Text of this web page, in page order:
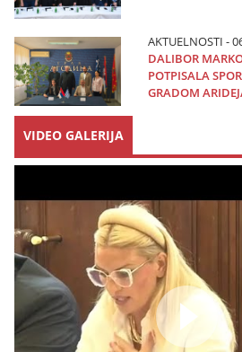
AKTUELNOSTI -
DALIBOR
POTPISALA
GRADOM
VIDEO GALERIJA